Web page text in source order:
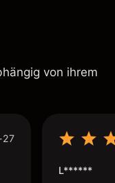
von ihrem
L******